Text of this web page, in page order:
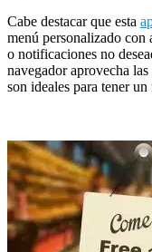
Cabe destacar que esta
menú personalizado con
o notificaciones no
navegador aprovecha las
son ideales para tener